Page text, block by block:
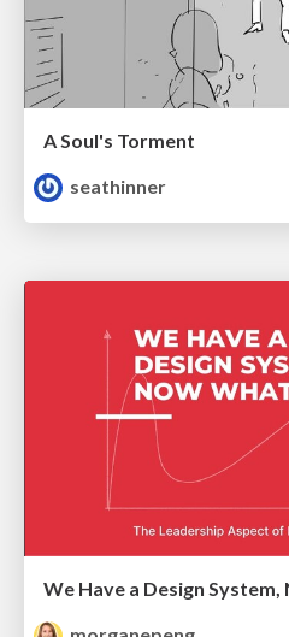
A Soul's Torment
seathinner
We Have a Design System,